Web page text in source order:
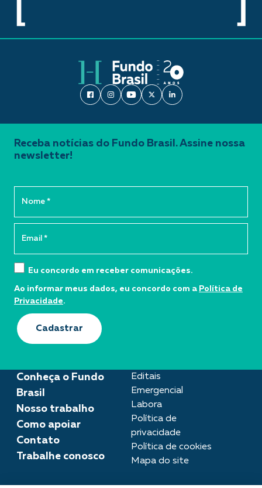
Conheça o Fundo
Brasil
Nosso trabalho
Como apoiar
Contato
Trabalhe conosco
Editais
Emergencial
Labora
Política de
privacidade
Política de cookies
Mapa do site
Receba notícias do Fundo Brasil. Assine nossa
newsletter!
Eu concordo em receber comunicações.
Ao informar meus dados, eu concordo com a Política de
Privacidade.
Cadastrar